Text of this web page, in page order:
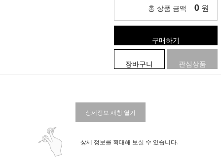
총 상품 금액 0 원
구매하기
장바구니 관심상품
상세정보 새창 열기
상세 정보를 확대해 보실 수 있습니다.